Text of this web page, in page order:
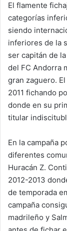
El flamente
categorías
siendo
inferiores de la
ser capitán de
del FC Andorra
gran zaguero.
2011 fichando
donde en su
titular
En la campaña
diferentes
Huracán Z.
2012-2013
de temporada
campaña
madrileño y